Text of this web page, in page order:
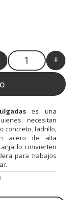
Quantity +
es una
necesitan
concreto, ladrillo,
acero de alta
lo convierten
para trabajos